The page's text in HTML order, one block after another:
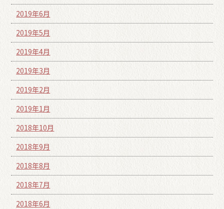
2019年6月
2019年5月
2019年4月
2019年3月
2019年2月
2019年1月
2018年10月
2018年9月
2018年8月
2018年7月
2018年6月